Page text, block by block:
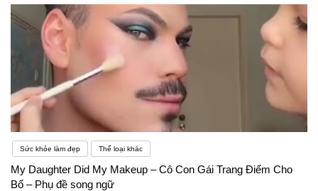
Sức khỏe làm đẹp Thể loại khác
My Daughter Did My Makeup – Cô Con Gái Trang Điểm Cho
Bố – Phụ đề song ngữ